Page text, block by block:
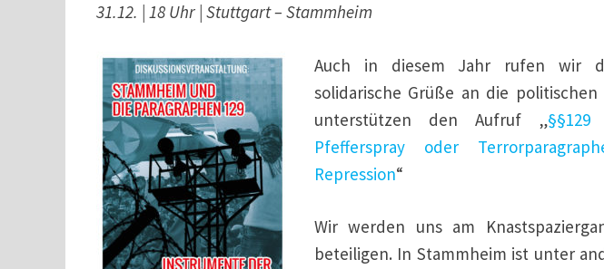
31.12. | 18 Uhr | Stuttgart – Stammheim
Auch in diesem Jahr rufen wir
solidarische Grüße an die
unterstützen den Aufruf „
Pfefferspray oder
Repression“
Wir werden uns am
beteiligen. In Stammheim ist unter